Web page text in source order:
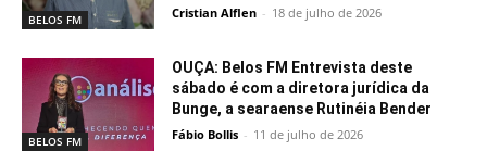
BELOS FM Cristian Alflen - 18 de julho de 2026
BELOS FM
OUÇA: Belos FM Entrevista deste
sábado é com a diretora jurídica da
Bunge, a searaense Rutinéia Bender
Fábio Bollis - 11 de julho de 2026